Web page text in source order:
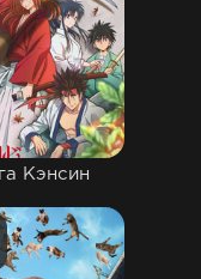
Кэнсин